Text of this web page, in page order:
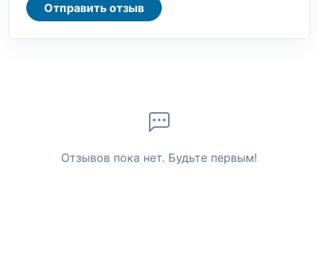
Отправить отзыв
Отзывов пока нет. Будьте первым!